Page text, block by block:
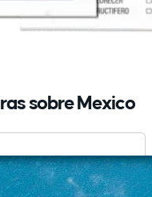
sobre Mexico